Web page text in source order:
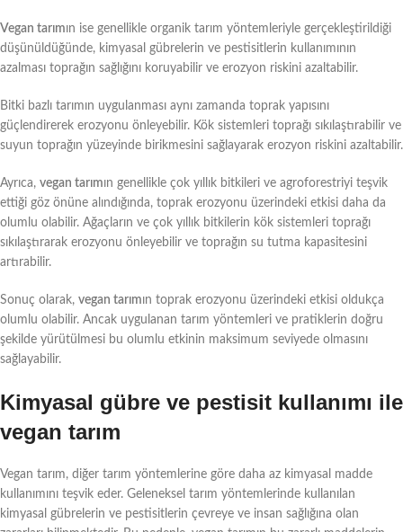
Vegan tarımın ise genellikle organik tarım yöntemleriyle gerçekleştirildiği
düşünüldüğünde, kimyasal gübrelerin ve pestisitlerin kullanımının
azalması toprağın sağlığını koruyabilir ve erozyon riskini azaltabilir.
Bitki bazlı tarımın uygulanması aynı zamanda toprak yapısını
güçlendirerek erozyonu önleyebilir. Kök sistemleri toprağı sıkılaştırabilir ve
suyun toprağın yüzeyinde birikmesini sağlayarak erozyon riskini azaltabilir.
Ayrıca, vegan tarımın genellikle çok yıllık bitkileri ve agroforestriyi teşvik
ettiği göz önüne alındığında, toprak erozyonu üzerindeki etkisi daha da
olumlu olabilir. Ağaçların ve çok yıllık bitkilerin kök sistemleri toprağı
sıkılaştırarak erozyonu önleyebilir ve toprağın su tutma kapasitesini
artırabilir.
Sonuç olarak, vegan tarımın toprak erozyonu üzerindeki etkisi oldukça
olumlu olabilir. Ancak uygulanan tarım yöntemleri ve pratiklerin doğru
şekilde yürütülmesi bu olumlu etkinin maksimum seviyede olmasını
sağlayabilir.
Kimyasal gübre ve pestisit kullanımı ile
vegan tarım
Vegan tarım, diğer tarım yöntemlerine göre daha az kimyasal madde
kullanımını teşvik eder. Geleneksel tarım yöntemlerinde kullanılan
kimyasal gübrelerin ve pestisitlerin çevreye ve insan sağlığına olan